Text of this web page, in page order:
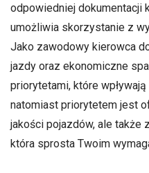
odpowiedniej dokumentacji
umożliwia skorzystanie z
Jako zawodowy kierowca
jazdy oraz ekonomiczne
priorytetami, które
natomiast priorytetem jest
jakości pojazdów, ale także
która sprosta Twoim